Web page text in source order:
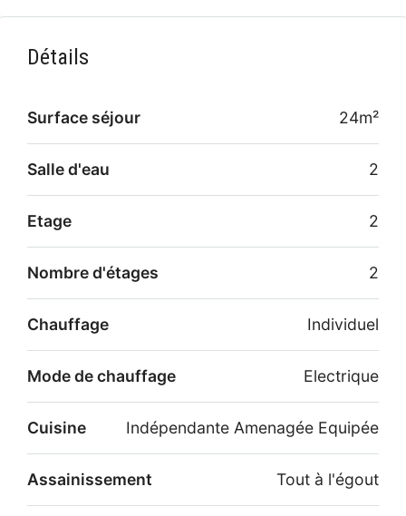
Détails
Surface séjour 24m²
Salle d'eau 2
Etage 2
Nombre d'étages 2
Chauffage Individuel
Mode de chauffage Electrique
Cuisine Indépendante Amenagée Equipée
Assainissement Tout à l'égout